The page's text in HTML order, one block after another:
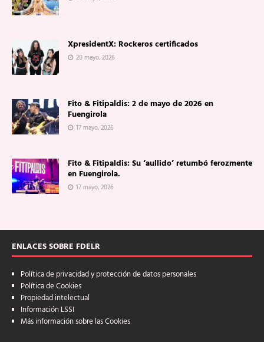
XpresidentX: Rockeros certificados
20 mayo, 2026
Fito & Fitipaldis: 2 de mayo de 2026 en
Fuengirola
17 mayo, 2026
Fito & Fitipaldis: Su ‘aullido’ retumbó ferozmente
en Fuengirola.
17 mayo, 2026
ENLACES SOBRE FDELR
Política de privacidad y protección de datos personales
Política de Cookies
Propiedad intelectual
Información LSSI
Más información sobre las Cookies